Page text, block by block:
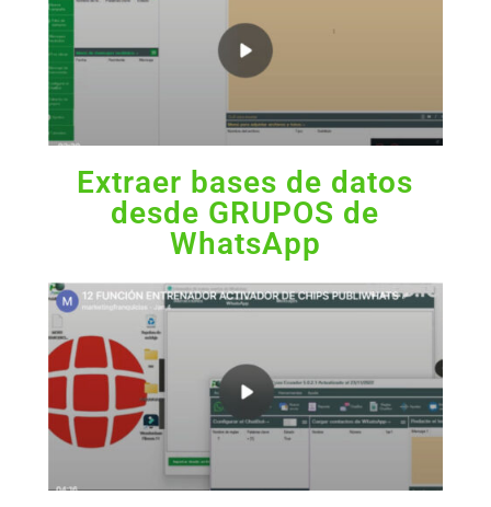
Extraer bases de datos
desde GRUPOS de
WhatsApp